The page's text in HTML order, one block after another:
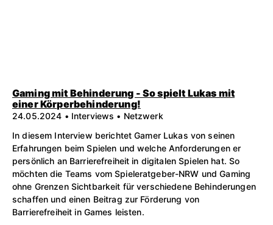
Gaming mit Behinderung - So spielt Lukas mit
einer Körperbehinderung!
24.05.2024 • Interviews • Netzwerk
In diesem Interview berichtet Gamer Lukas von seinen
Erfahrungen beim Spielen und welche Anforderungen er
persönlich an Barrierefreiheit in digitalen Spielen hat. So
möchten die Teams vom Spieleratgeber-NRW und Gaming
ohne Grenzen Sichtbarkeit für verschiedene Behinderungen
schaffen und einen Beitrag zur Förderung von
Barrierefreiheit in Games leisten.